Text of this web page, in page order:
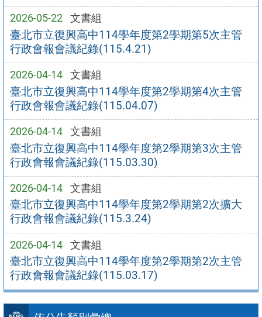
2026-05-22 文書組
臺北市立復興高中114學年度第2學期第5次主管
行政會報會議紀錄(115.4.21)
2026-04-14 文書組
臺北市立復興高中114學年度第2學期第4次主管
行政會報會議紀錄(115.04.07)
2026-04-14 文書組
臺北市立復興高中114學年度第2學期第3次主管
行政會報會議紀錄(115.03.30)
2026-04-14 文書組
臺北市立復興高中114學年度第2學期第2次擴大
行政會報會議紀錄(115.3.24)
2026-04-14 文書組
臺北市立復興高中114學年度第2學期第2次主管
行政會報會議紀錄(115.03.17)